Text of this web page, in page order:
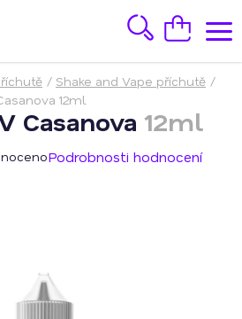
HledatNákupní
košík
/ Shake and Vape příchutě /
12ml
Casanova 12ml
Podrobnosti hodnocení